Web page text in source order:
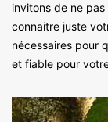
invitons de ne
connaitre juste
nécessaires pour
et fiable pour